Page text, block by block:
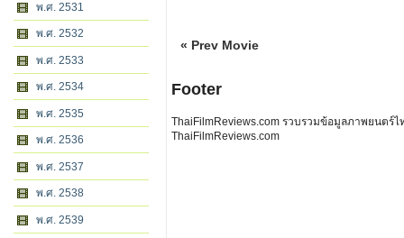
พ.ศ. 2531
พ.ศ. 2532
พ.ศ. 2533
พ.ศ. 2534
พ.ศ. 2535
พ.ศ. 2536
พ.ศ. 2537
พ.ศ. 2538
พ.ศ. 2539
« Prev Movie
Footer
ThaiFilmReviews.com รวบรวมข้อมูลภาพยนตร์
ThaiFilmReviews.com